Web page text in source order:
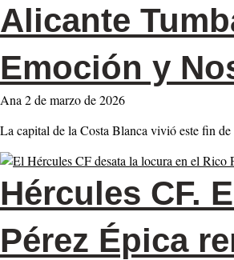
Alicante
Emoción y
Ana 2 de marzo de 2026
La capital de la Costa Blanca vivió este fin
Hércules CF.
Pérez Épica